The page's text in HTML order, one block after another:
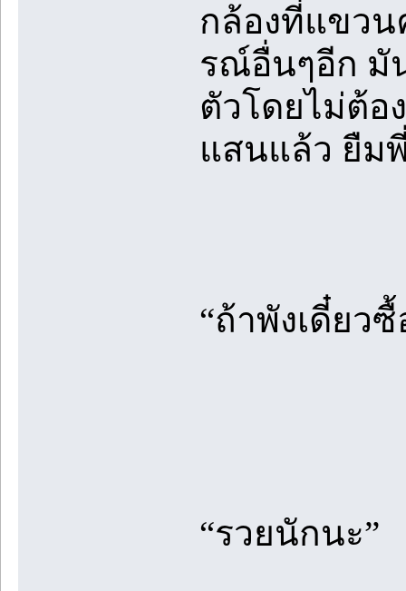
กล้องที่แขวน
รณ์อื่นๆอีก มั
ตัวโดยไม่ต้อ
แสนแล้ว ยืม
“ถ้าพังเดี๋ยว
“รวยนักนะ”